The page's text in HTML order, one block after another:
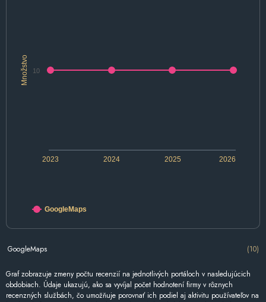
Množstvo
2024 2026
2023 2025
10
GoogleMaps
GoogleMaps (10)
Graf zobrazuje zmeny počtu recenzií na jednotlivých portáloch v nasledujúcich
obdobiach. Údaje ukazujú, ako sa vyvíjal počet hodnotení firmy v rôznych
recenzných službách, čo umožňuje porovnať ich podiel aj aktivitu používateľov na